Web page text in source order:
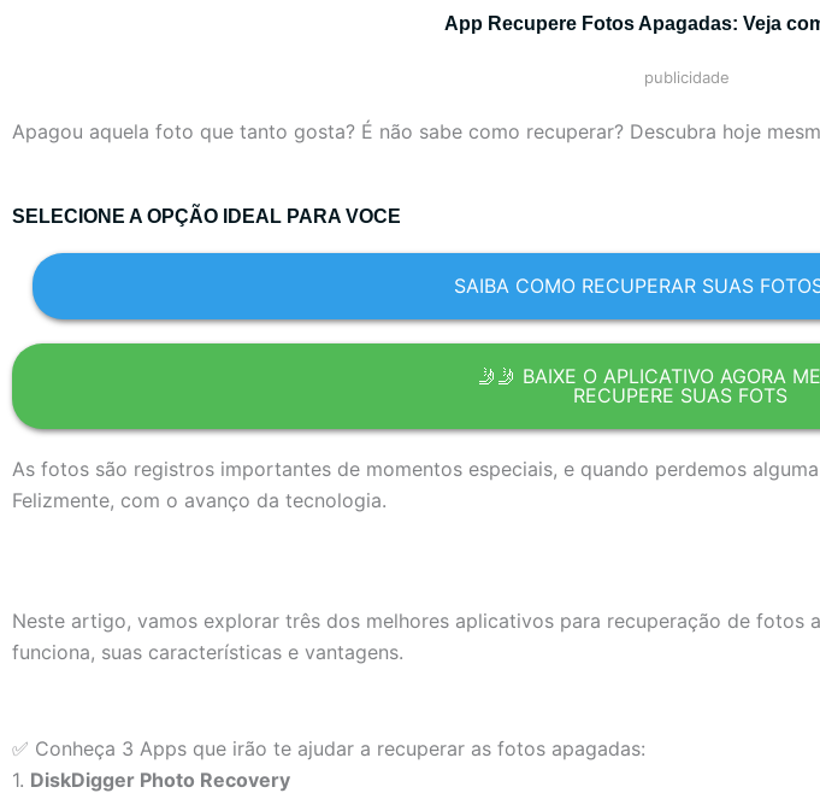
App Recupere Fotos Apagadas: Veja
publicidade
Apagou aquela foto que tanto gosta? É não sabe como recuperar? Descubra hoje
SELECIONE A OPÇÃO IDEAL PARA VOCE
SAIBA COMO RECUPERAR SUAS
🤳🤳 BAIXE O APLICATIVO AGORA
RECUPERE SUAS FOTS
As fotos são registros importantes de momentos especiais, e quando perdemos
Felizmente, com o avanço da tecnologia.
Neste artigo, vamos explorar três dos melhores aplicativos para recuperação de fotos
funciona, suas características e vantagens.
✅ Conheça 3 Apps que irão te ajudar a recuperar as fotos apagadas:
1. DiskDigger Photo Recovery